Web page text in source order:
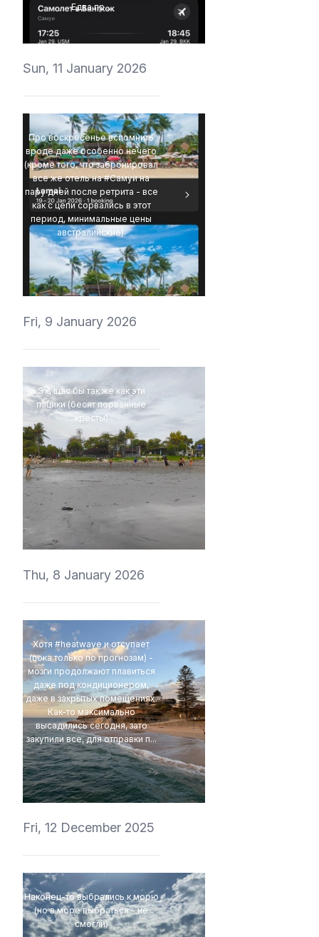
Едва пр...
4Eki
Sun, 11 January 2026
Про воскресенье вспомнить
вроде даже особенно нечего
(кроме того, что забронировал
все же отель на #Самуи на
пару дней после ретрита - все
как с цепи сорвались в этот
период, минимальные цены
австралийские).
4Eki
Fri, 9 January 2026
Эх, щас бы так же как эти
пацики (бесят порванные
кресты)
perov_aleksei
Thu, 8 January 2026
Хотя #heatwave и отсупает
(пока только по прогнозам) -
мозги продолжают плавиться
даже под кондиционером,
даже в закрытых помещениях.
Как-то максимально
высадились сегодня, зато
закупили все, для отправки п...
4Eki
Fri, 12 December 2025
Наконец-то выбрались к морю
(но в море выбраться - не
смогли)